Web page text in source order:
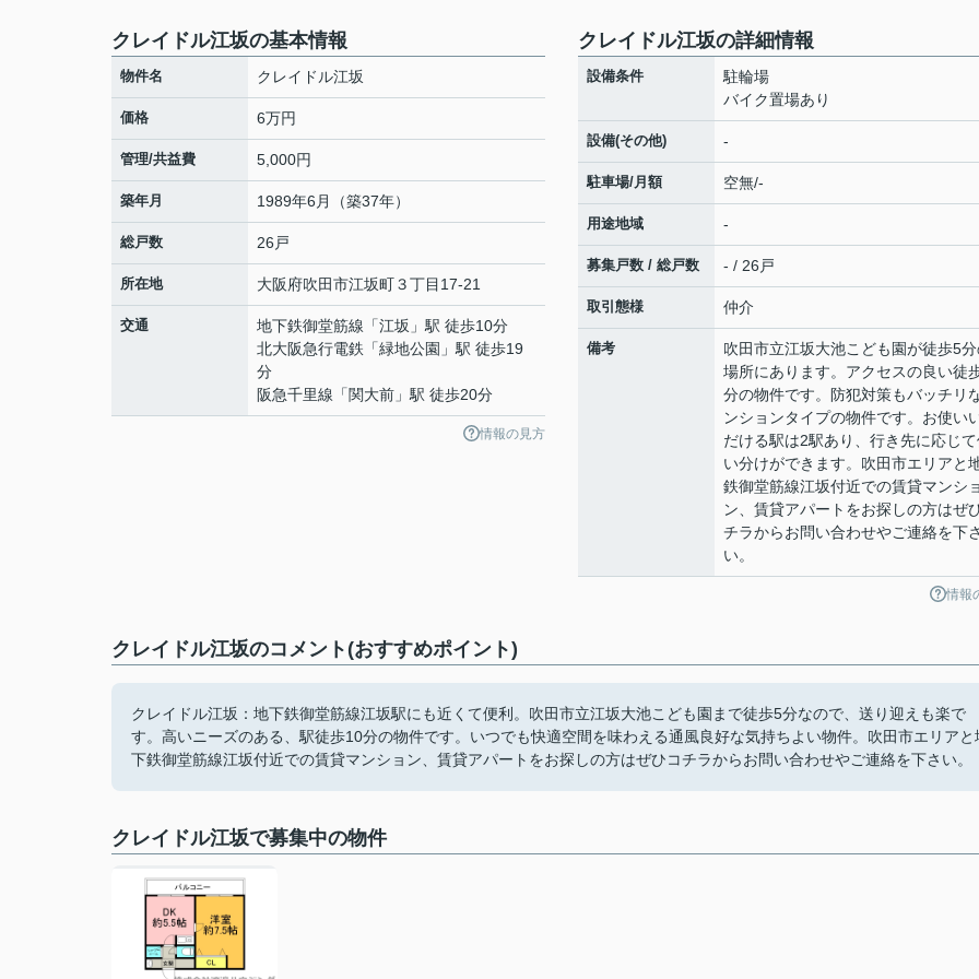
クレイドル江坂の基本情報
物件名 クレイドル江坂
価格 6万円
管理/共益費 5,000円
築年月 1989年6月（築37年）
総戸数 26戸
所在地 大阪府吹田市江坂町３丁目17-21
交通 地下鉄御堂筋線 「江坂 」駅 徒歩10分
北大阪急行電鉄 「緑地公園 」駅 徒歩19
分
阪急千里線 「関大前 」駅 徒歩20分
情報の見方
クレイドル江坂の詳細情報
設備条件
駐輪場
バイク置場あり
設備(その他) -
駐車場/月額 空無/-
用途地域 -
募集戸数 / 総戸数 - / 26戸
取引態様 仲介
備考
吹田市立江坂大池こども園が徒歩5
場所にあります。アクセスの良い徒
分の物件です。防犯対策もバッチリ
ンションタイプの物件です。お使い
だける駅は2駅あり、行き先に応じて
い分けができます。吹田市エリアと
鉄御堂筋線江坂付近での賃貸マンショ
ン、賃貸アパートをお探しの方はぜ
チラからお問い合わせやご連絡を下さ
い。
情報
クレイドル江坂のコメント(おすすめポイント)
クレイドル江坂：地下鉄御堂筋線江坂駅にも近くて便利。吹田市立江坂大池こども園まで徒歩5分なので、送り迎えも楽で
す。高いニーズのある、駅徒歩10分の物件です。いつでも快適空間を味わえる通風良好な気持ちよい物件。吹田市エリアと
下鉄御堂筋線江坂付近での賃貸マンション、賃貸アパートをお探しの方はぜひコチラからお問い合わせやご連絡を下さい。
クレイドル江坂で募集中の物件